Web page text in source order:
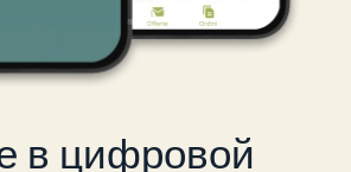
в цифровой